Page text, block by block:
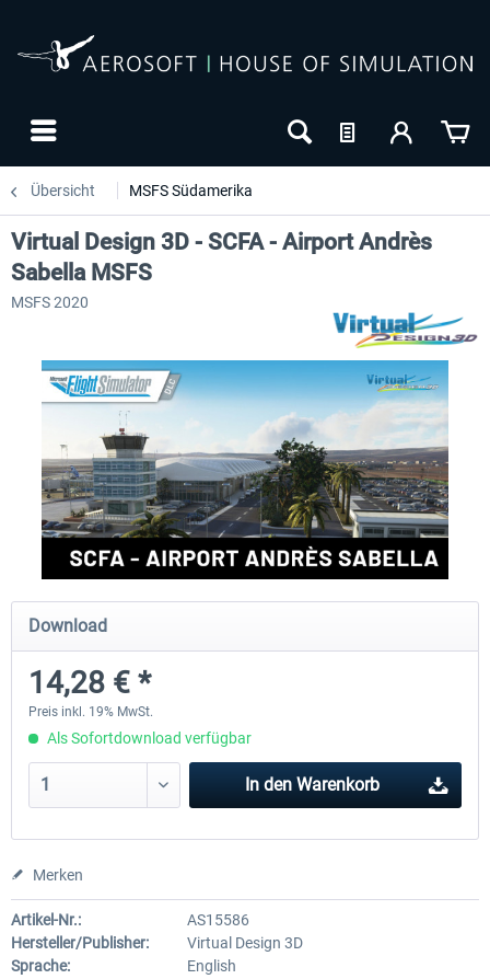
Übersicht MSFS Südamerika
FSDG - Cusco MSFS
Sierrasim Simulation - SKMD
Herrera...
Virtual Design 3D - SCFA - Airport Andrès
Sabella MSFS
MSFS 2020
Download
14,28 € *
Preis inkl. 19% MwSt.
Als Sofortdownload verfügbar
In den Warenkorb
Merken
Artikel-Nr.:
AS15586
Hersteller/Publisher:
Virtual Design 3D
Sprache:
English